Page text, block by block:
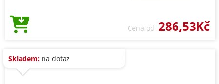
Cena od 286,53Kč
Skladem: na dotaz